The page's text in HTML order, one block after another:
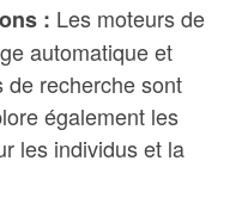
: Les moteurs de
automatique et
de recherche sont
également les
les individus et la